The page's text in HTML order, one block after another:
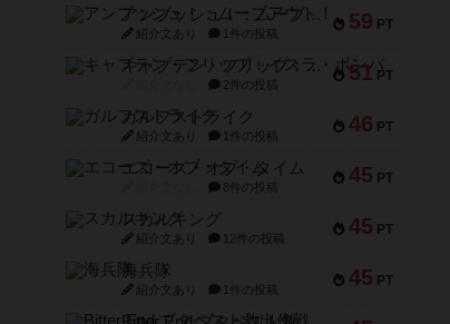
59 PT
アンブッシュ！：ムーブアウト！
紹介文あり 1件の投稿
51 PT
キャプテン・フリップ：イスラ・ボンバ
2件の投稿
46 PT
ガルフストライク
紹介文あり 1件の投稿
45 PT
エコーズ・オブ・タイム
8件の投稿
45 PT
スカルキング
紹介文あり 12件の投稿
45 PT
海兵隊
紹介文あり 1件の投稿